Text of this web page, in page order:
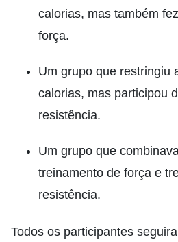
calorias, mas também
força.
Um grupo que restringiu
calorias, mas participou
resistência.
Um grupo que
treinamento de força e
resistência.
Todos os participantes